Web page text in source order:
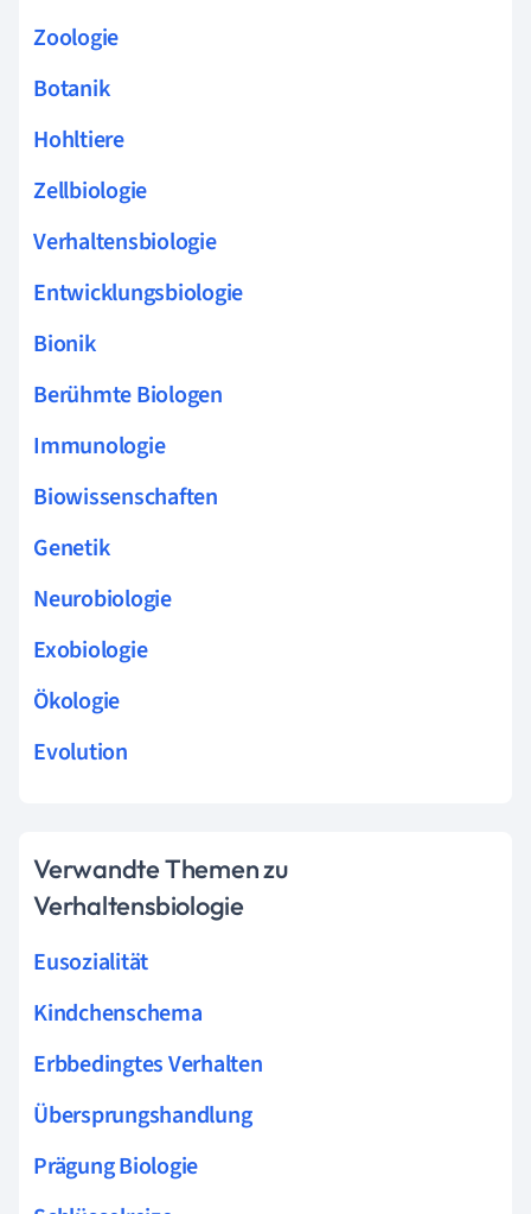
Zoologie
Botanik
Hohltiere
Zellbiologie
Verhaltensbiologie
Entwicklungsbiologie
Bionik
Berühmte Biologen
Immunologie
Biowissenschaften
Genetik
Neurobiologie
Exobiologie
Ökologie
Evolution
Verwandte Themen zu
Verhaltensbiologie
Eusozialität
Kindchenschema
Erbbedingtes Verhalten
Übersprungshandlung
Prägung Biologie